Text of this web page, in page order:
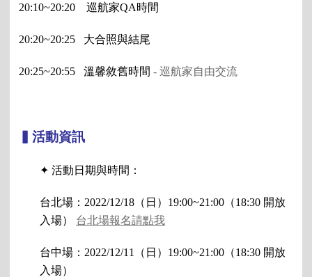
20:10~20:20　巡航家QA時間
20:20~20:25   大合照與結尾
20:25~20:55   溫馨敘舊時間 - 巡航家自由交流
▍活動資訊
✦ 活動日期與時間：
台北場：2022/12/18（日）19:00~21:00（18:30 開放
入場） 台北場報名請點我
台中場：2022/12/11（日）19:00~21:00（18:30 開放
入場）